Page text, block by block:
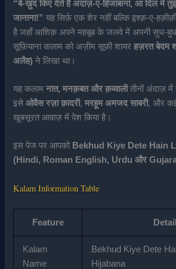
“बे-ख़ुद किए देते हैं अंदाज़-ए-हिजाबाना, आ दिल में
जानाना!” यह सिर्फ़ एक शेर नहीं बल्कि इश्क़-ए-
है जहाँ आशिक़ अपने महबूब के जलवे में अपनी सुध-
सूफ़ियाना कलाम को अज़ीम सूफ़ी शायरहज़रत बेदम
अलैह) ने लिखा था।
यह कलामनात, मनक़बत और क़व्वालीतीनों अंदाज़ में
इसेओवैस रज़ा क़ादरी,मरहूम अमजद साबरी, और कई
खूबसूरत आवाज़ में पेश किया है।
इस पेज पर आपको Bekhud Kiye Dete Hain
(Hindi, Roman English, Urdu और
Kalam Information Table
Feature
Kalam
Name
Bekhud Kiye Dete
Hijabana